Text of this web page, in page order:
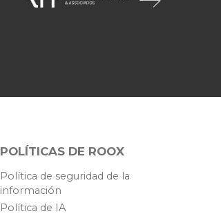
POLÍTICAS DE ROOX
Política de seguridad de la
información
Política de IA